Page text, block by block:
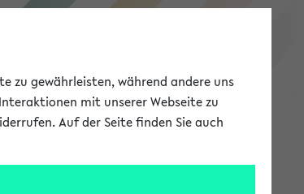
eKVV
zu gewährleisten, während andere uns
mit unserer Webseite zu
Auf der Seite finden Sie auch